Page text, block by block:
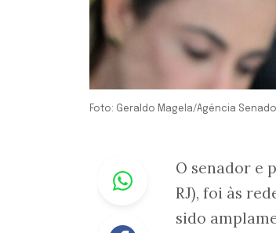
Foto: Geraldo Magela/Agência Senado
Whastapp
Facebook
O senador e
RJ), foi às
sido